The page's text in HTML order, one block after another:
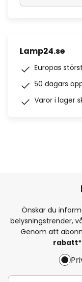
Lamp24.se
Europas
50 dagars
Varor i lager
Önskar du
belysningstrender,
Genom att
rabatt*